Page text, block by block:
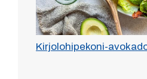
Kirjolohipekoni-